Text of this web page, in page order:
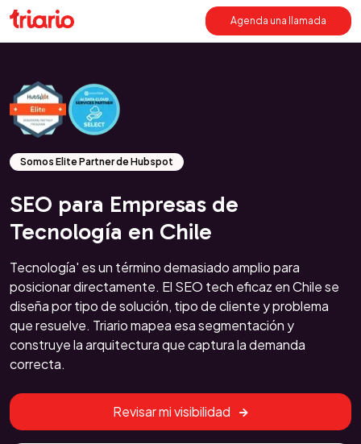
Agenda una llamada
Somos Elite Partner de Hubspot
SEO para Empresas de
Tecnología en Chile
Tecnología' es un término demasiado amplio para
posicionar directamente. El SEO tech eficaz en Chile se
diseña por tipo de solución, tipo de cliente y problema
que resuelve. Triario mapea esa segmentación y
construye la arquitectura que captura la demanda
correcta.
Revisar mi visibilidad